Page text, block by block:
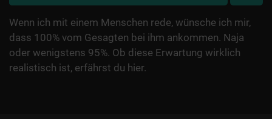
Wenn ich mit einem Menschen rede, wünsche ich mir,
dass 100% vom Gesagten bei ihm ankommen. Naja
oder wenigstens 95%. Ob diese Erwartung wirklich
realistisch ist, erfährst du hier.